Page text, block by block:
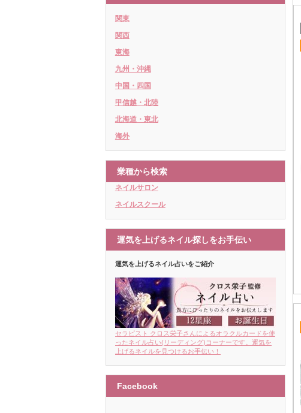
関東
関西
東海
九州・沖縄
中国・四国
甲信越・北陸
北海道・東北
海外
業種から検索
ネイルサロン
ネイルスクール
運気を上げるネイル探しをお手伝い
運気を上げるネイル占いをご紹介
セラピスト クロス栄子さんによるオラクルカードを使
ったネイル占い(リーディング)コーナーです。運気を
上げるネイルを見つけるお手伝い！
Facebook